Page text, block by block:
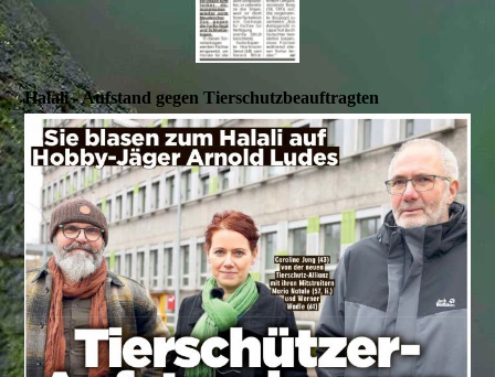
Halali - Aufstand gegen Tierschutzbeauftragten